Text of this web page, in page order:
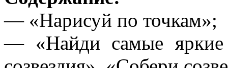
— «Нарисуй по точкам»;
— «Найди самые яркие